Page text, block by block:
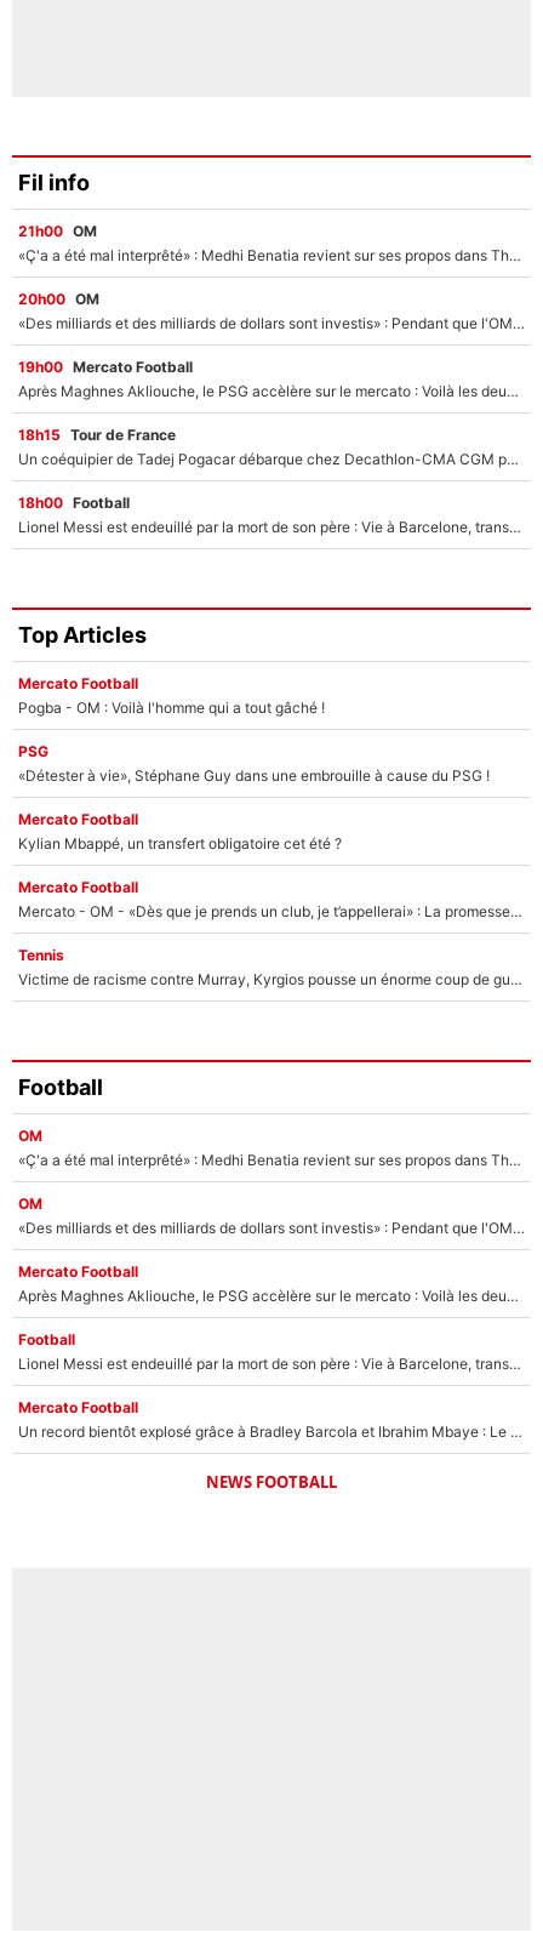
Fil info
21h00 OM
«Ç'a a été mal interprêté» : Medhi Benatia revient sur ses propos dans The Bridge et précise ses conditions pour rejoindre le PSG !
20h00 OM
«Des milliards et des milliards de dollars sont investis» : Pendant que l'OM est en pleine crise financière, Frank McCourt lance un nouveau projet à 260M€ !
19h00 Mercato Football
Après Maghnes Akliouche, le PSG accèlère sur le mercato : Voilà les deux nouvelles recrues qui vont signer la semaine prochaine ?
18h15 Tour de France
Un coéquipier de Tadej Pogacar débarque chez Decathlon-CMA CGM pour épauler Paul Seixas : «Mes meilleures années sont à venir»
18h00 Football
Lionel Messi est endeuillé par la mort de son père : Vie à Barcelone, transfert au PSG... voilà comment Jorge Messi a joué un rôle essentiel dans sa carrière !
Top Articles
Mercato Football
Pogba - OM : Voilà l'homme qui a tout gâché !
PSG
«Détester à vie», Stéphane Guy dans une embrouille à cause du PSG !
Mercato Football
Kylian Mbappé, un transfert obligatoire cet été ?
Mercato Football
Mercato - OM - «Dès que je prends un club, je t’appellerai» : La promesse de Marcelino au moment de claquer la porte
Tennis
Victime de racisme contre Murray, Kyrgios pousse un énorme coup de gueule !
Football
OM
«Ç'a a été mal interprêté» : Medhi Benatia revient sur ses propos dans The Bridge et précise ses conditions pour rejoindre le PSG !
OM
«Des milliards et des milliards de dollars sont investis» : Pendant que l'OM est en pleine crise financière, Frank McCourt lance un nouveau projet à 260M€ !
Mercato Football
Après Maghnes Akliouche, le PSG accèlère sur le mercato : Voilà les deux nouvelles recrues qui vont signer la semaine prochaine ?
Football
Lionel Messi est endeuillé par la mort de son père : Vie à Barcelone, transfert au PSG... voilà comment Jorge Messi a joué un rôle essentiel dans sa carrière !
Mercato Football
Un record bientôt explosé grâce à Bradley Barcola et Ibrahim Mbaye : Le PSG sur le point de réaliser un mercato historique ?
NEWS FOOTBALL